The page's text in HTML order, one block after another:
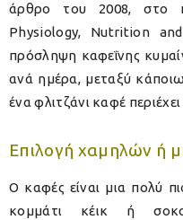
άρθρο του 2008, στο
Physiology, Nutrition
πρόσληψη καφεΐνης
ανά ημέρα, μεταξύ
ένα φλιτζάνι καφέ
Επιλογή χαμηλών ή
Ο καφές είναι μια πολύ
κομμάτι κέικ ή